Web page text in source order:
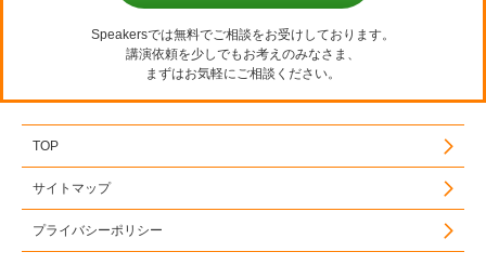
Speakersでは無料でご相談をお受けしております。
講演依頼を少しでもお考えのみなさま、
まずはお気軽にご相談ください。
TOP
サイトマップ
プライバシーポリシー